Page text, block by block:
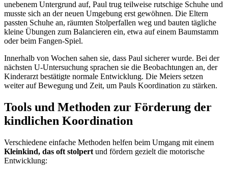
unebenem Untergrund auf, Paul trug teilweise rutschige Schuhe und
musste sich an der neuen Umgebung erst gewöhnen. Die Eltern
passten Schuhe an, räumten Stolperfallen weg und bauten tägliche
kleine Übungen zum Balancieren ein, etwa auf einem Baumstamm
oder beim Fangen-Spiel.
Innerhalb von Wochen sahen sie, dass Paul sicherer wurde. Bei der
nächsten U-Untersuchung sprachen sie die Beobachtungen an, der
Kinderarzt bestätigte normale Entwicklung. Die Meiers setzen
weiter auf Bewegung und Zeit, um Pauls Koordination zu stärken.
Tools und Methoden zur Förderung der
kindlichen Koordination
Verschiedene einfache Methoden helfen beim Umgang mit einem
Kleinkind, das oft stolpert und fördern gezielt die motorische
Entwicklung: